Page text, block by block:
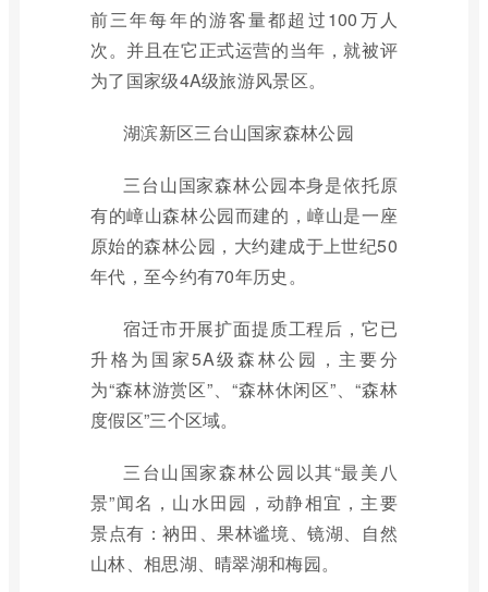
前三年每年的游客量都超过100万人
次。并且在它正式运营的当年，就被评
为了国家级4A级旅游风景区。
湖滨新区三台山国家森林公园
三台山国家森林公园本身是依托原
有的嶂山森林公园而建的，嶂山是一座
原始的森林公园，大约建成于上世纪50
年代，至今约有70年历史。
宿迁市开展扩面提质工程后，它已
升格为国家5A级森林公园，主要分
为“森林游赏区”、“森林休闲区”、“森林
度假区”三个区域。
三台山国家森林公园以其“最美八
景”闻名，山水田园，动静相宜，主要
景点有：衲田、果林谧境、镜湖、自然
山林、相思湖、晴翠湖和梅园。